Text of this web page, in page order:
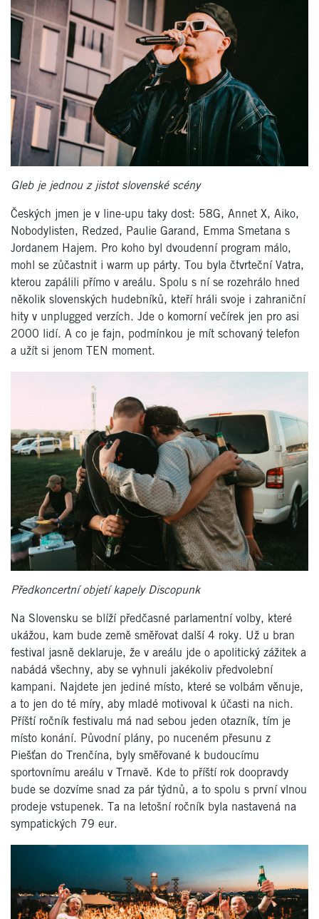
Gleb je jednou z jistot slovenské scény
Českých jmen je v line-upu taky dost: 58G, Annet X, Aiko,
Nobodylisten, Redzed, Paulie Garand, Emma Smetana s
Jordanem Hajem. Pro koho byl dvoudenní program málo,
mohl se zůčastnit i warm up párty. Tou byla čtvrteční Vatra,
kterou zapálili přímo v areálu. Spolu s ní se rozehrálo hned
několik slovenských hudebníků, kteří hráli svoje i zahraniční
hity v unplugged verzích. Jde o komorní večírek jen pro asi
2000 lidí. A co je fajn, podmínkou je mít schovaný telefon
a užít si jenom TEN moment.
Předkoncertní objetí kapely Discopunk
Na Slovensku se blíží předčasné parlamentní volby, které
ukážou, kam bude země směřovat další 4 roky. Už u bran
festival jasně deklaruje, že v areálu jde o apolitický zážitek a
nabádá všechny, aby se vyhnuli jakékoliv předvolební
kampani. Najdete jen jediné místo, které se volbám věnuje,
a to jen do té míry, aby mladé motivoval k účasti na nich.
Příští ročník festivalu má nad sebou jeden otazník, tím je
místo konání. Původní plány, po nuceném přesunu z
Piešťan do Trenčína, byly směřované k budoucímu
sportovnímu areálu v Trnavě. Kde to příští rok doopravdy
bude se dozvíme snad za pár týdnů, a to spolu s první vlnou
prodeje vstupenek. Ta na letošní ročník byla nastavená na
sympatických 79 eur.